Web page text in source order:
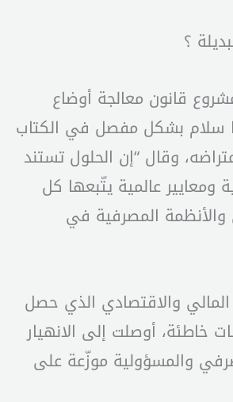
؟
قانون معالجة أوضاع
سلام بشكل مفصل في الكتاب
وقال “إن الحلول تستند
ومعايير عالمية يتّبعها كل
المصرفية في
المالي والاقتصادي الذي حصل
خاطئة، أوصلت إلى الانهيار
والمسؤولية موزّعة على